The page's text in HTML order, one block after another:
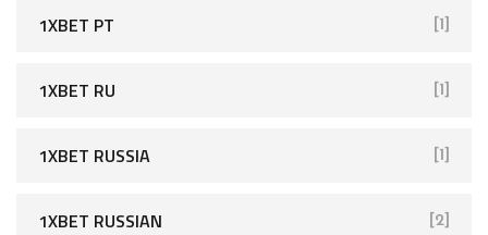
1XBET PT [1]
1XBET RU [1]
1XBET RUSSIA [1]
1XBET RUSSIAN [2]